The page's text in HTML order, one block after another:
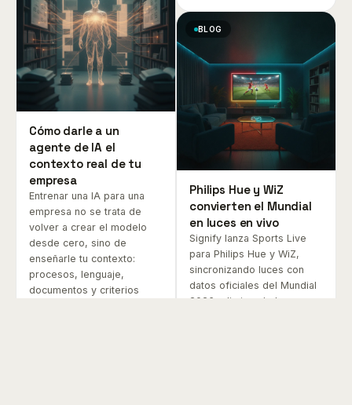
Cómo darle a un
agente de IA el
contexto real de tu
empresa
Entrenar una IA para una
empresa no se trata de
volver a crear el modelo
desde cero, sino de
enseñarle tu contexto:
procesos, lenguaje,
documentos y criterios
BLOG
Philips Hue y WiZ
convierten el Mundial
en luces en vivo
Signify lanza Sports Live
para Philips Hue y WiZ,
sincronizando luces con
datos oficiales del Mundial
2026, eliminando la
↑